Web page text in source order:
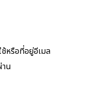
หรือที่อยู่อีเมล
น